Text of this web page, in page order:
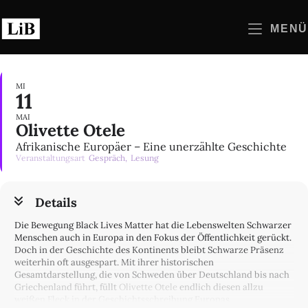
Inhalt
springen
MENÜ
MI
11
MAI
Olivette Otele
Afrikanische Europäer – Eine unerzählte Geschichte
Veranstaltungsart Gespräch, Lesung
Details
Die Bewegung Black Lives Matter hat die Lebenswelten Schwarzer
Menschen auch in Europa in den Fokus der Öffentlichkeit gerückt.
Doch in der Geschichte des Kontinents bleibt Schwarze Präsenz
weiterhin oft ausgespart. Mit ihrer historischen
Gesamtdarstellung, die von Schweden über Deutschland bis nach
Griechenland führt, füllt Olivette Otele endlich diesen allzu